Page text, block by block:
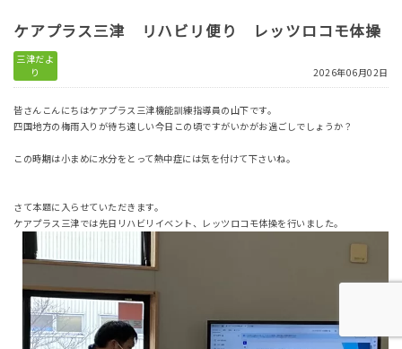
ケアプラス三津 リハビリ便り レッツロコモ体操
三津だよ
り
2026年06月02日
皆さんこんにちはケアプラス三津機能訓練指導員の山下です。
四国地方の梅雨入りが待ち遠しい今日この頃ですがいかがお過ごしでしょうか？
この時期は小まめに水分をとって熱中症には気を付けて下さいね。
さて本題に入らせていただきます。
ケアプラス三津では先日リハビリイベント、レッツロコモ体操を行いました。